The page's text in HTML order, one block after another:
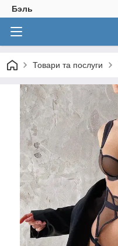
Бэль
Товари та послуги